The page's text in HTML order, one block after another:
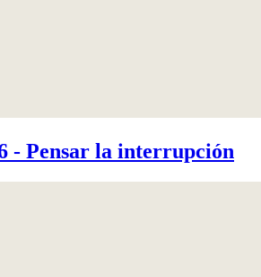
- Pensar la interrupción